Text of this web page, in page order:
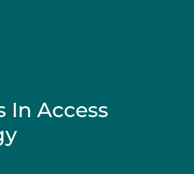
In Access